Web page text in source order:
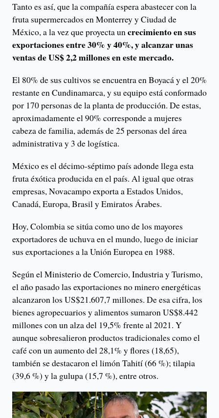
Tanto es así, que la compañía espera abastecer con la
fruta supermercados en Monterrey y Ciudad de
México, a la vez que proyecta uncrecimiento en sus
exportaciones entre 30% y 40%, y alcanzar unas
ventas de US$ 2,2 millones en este mercado.
El 80% de sus cultivos se encuentra en Boyacá y el 20%
restante en Cundinamarca, y su equipo está conformado
por 170 personas de la planta de producción. De estas,
aproximadamente el 90% corresponde a mujeres
cabeza de familia, además de 25 personas del área
administrativa y 3 de logística.
México es el décimo-séptimo país adonde llega esta
fruta éxótica producida en el país. Al igual que otras
empresas, Novacampo exporta a Estados Unidos,
Canadá, Europa, Brasil y Emiratos Árabes.
Hoy, Colombia se sitúa como uno de los mayores
exportadores de uchuva en el mundo, luego de iniciar
sus exportaciones a la Unión Europea en 1988.
Según el Ministerio de Comercio, Industria y Turismo,
el año pasado las exportaciones no minero energéticas
alcanzaron los US$21.607,7 millones. De esa cifra, los
bienes agropecuarios y alimentos sumaron US$8.442
millones con un alza del 19,5% frente al 2021. Y
aunque sobresalieron productos tradicionales como el
café con un aumento del 28,1% y flores (18,65),
también se destacaron el limón Tahití (66 %); tilapia
(39,6 %) y la gulupa (15,7 %), entre otros.